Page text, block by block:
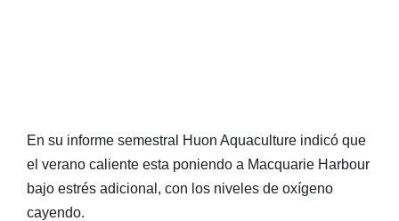
En su informe semestral Huon Aquaculture indicó que
el verano caliente esta poniendo a Macquarie Harbour
bajo estrés adicional, con los niveles de oxígeno
cayendo.